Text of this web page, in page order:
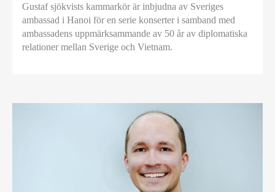
Gustaf sjökvists kammarkör är inbjudna av Sveriges
ambassad i Hanoi för en serie konserter i samband med
ambassadens uppmärksammande av 50 år av diplomatiska
relationer mellan Sverige och Vietnam.